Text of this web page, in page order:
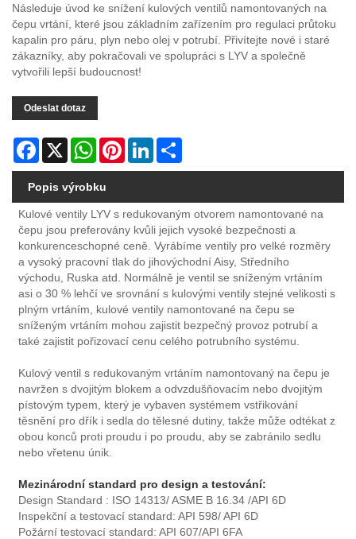
Následuje úvod ke snížení kulových ventilů namontovaných na
čepu vrtání, které jsou základním zařízením pro regulaci průtoku
kapalin pro páru, plyn nebo olej v potrubí. Přivítejte nové i staré
zákazníky, aby pokračovali ve spolupráci s LYV a společně
vytvořili lepší budoucnost!
Odeslat dotaz
Facebook
X WhatsAppPinterestLinkedIn
Popis výrobku
Kulové ventily LYV s redukovaným otvorem namontované na
čepu jsou preferovány kvůli jejich vysoké bezpečnosti a
konkurenceschopné ceně. Vyrábíme ventily pro velké rozměry
a vysoký pracovní tlak do jihovýchodní Aisy, Středního
východu, Ruska atd. Normálně je ventil se sníženým vrtáním
asi o 30 % lehčí ve srovnání s kulovými ventily stejné velikosti s
plným vrtáním, kulové ventily namontované na čepu se
sníženým vrtáním mohou zajistit bezpečný provoz potrubí a
také zajistit pořizovací cenu celého potrubního systému.
Kulový ventil s redukovaným vrtáním namontovaný na čepu je
navržen s dvojitým blokem a odvzdušňovacím nebo dvojitým
pístovým typem, který je vybaven systémem vstřikování
těsnění pro dřík i sedla do tělesné dutiny, takže může odtékat z
obou konců proti proudu i po proudu, aby se zabránilo sedlu
nebo vřetenu únik.
Mezinárodní standard pro design a testování:
Design Standard : ISO 14313/ ASME B 16.34 /API 6D
Inspekční a testovací standard: API 598/ API 6D
Požární testovací standard: API 607/API 6FA